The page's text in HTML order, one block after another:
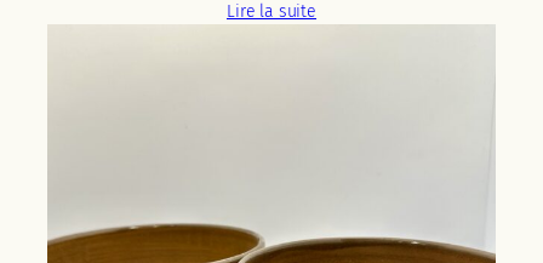
Lire la suite